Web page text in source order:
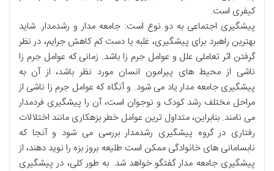
کیفری است.
پیشگیری اجتماعی به دو نوع است: جامعه مدار و رشدمدار. شاید
بهترین راهبرد برای پیشگیری، غلبه یا دست کم کاهش جرایم، در نظر
گرفتن اثر تعاملی علل و عوامل جرم زا باشد. زمانی که عوامل جرم زا
ناشی از محیط های پیرامون انسان مورد نظر باشد، از آن به
پیشگیری جامعه مدار یاد می شود. و آنگاه که عوامل جرم زا ناشی از
مراحل مختلف رشد کودک و نوجوان است، آن را پیشگیری فردمدار
می نامند. بنابراین، متداول ترین عوامل خطر بزهکاری مانند اختلالات
رفتاری در گروه پیشگیری رشدمدار بررسی می شود و آنجا که
نابسامانی های خانوادگی ممکن است طلیعه بروز بزه را نوید دهند، از
پیشگیری جامعه مدار گفتگو خواهد شد. به طور کلی، در پیشگیری